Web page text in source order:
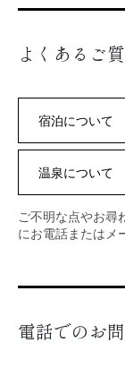
よくあるご
宿泊について
温泉について
ご不明な点やお尋
にお電話またはメ
電話でのお